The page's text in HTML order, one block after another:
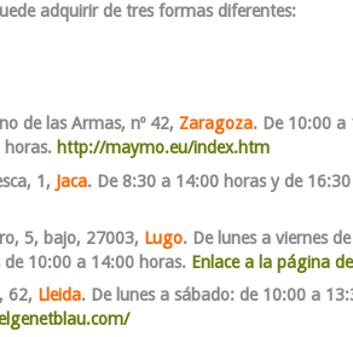
adquirir de tres formas diferentes:
de las Armas, nº 42, Zaragoza. De 10:00 a
horas. http://maymo.eu/index.htm
1, Jaca. De 8:30 a 14:00 horas y de 16:
5, bajo, 27003, Lugo. De lunes a viernes
10:00 a 14:00 horas. Enlace a la página
62, Lleida. De lunes a sábado: de 10:00 a